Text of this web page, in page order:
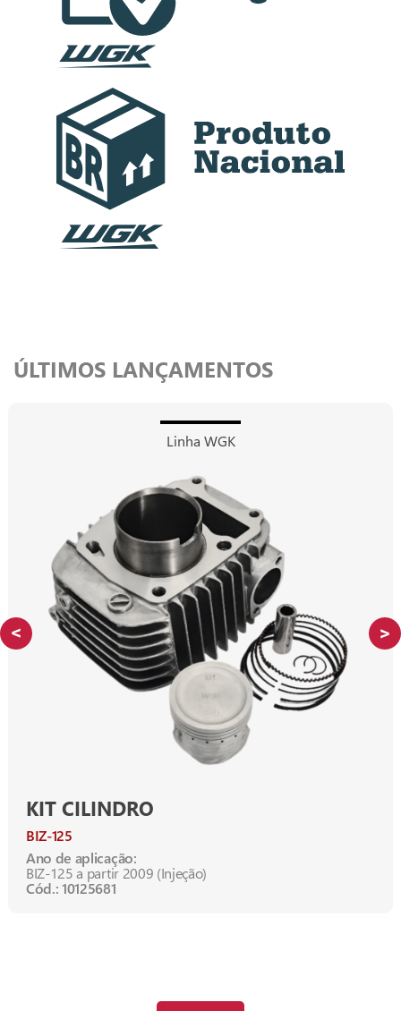
ÚLTIMOS LANÇAMENTOS
Linha WGK
KIT CILINDRO
BIZ-125
Ano de aplicação:
BIZ-125 a partir 2009 (Injeção)
Cód.: 10125681